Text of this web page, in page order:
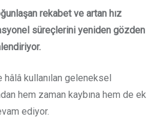
rekabet ve artan hız
süreçlerini yeniden gözden
kullanılan geleneksel
hem zaman kaybına hem de ek
ediyor.